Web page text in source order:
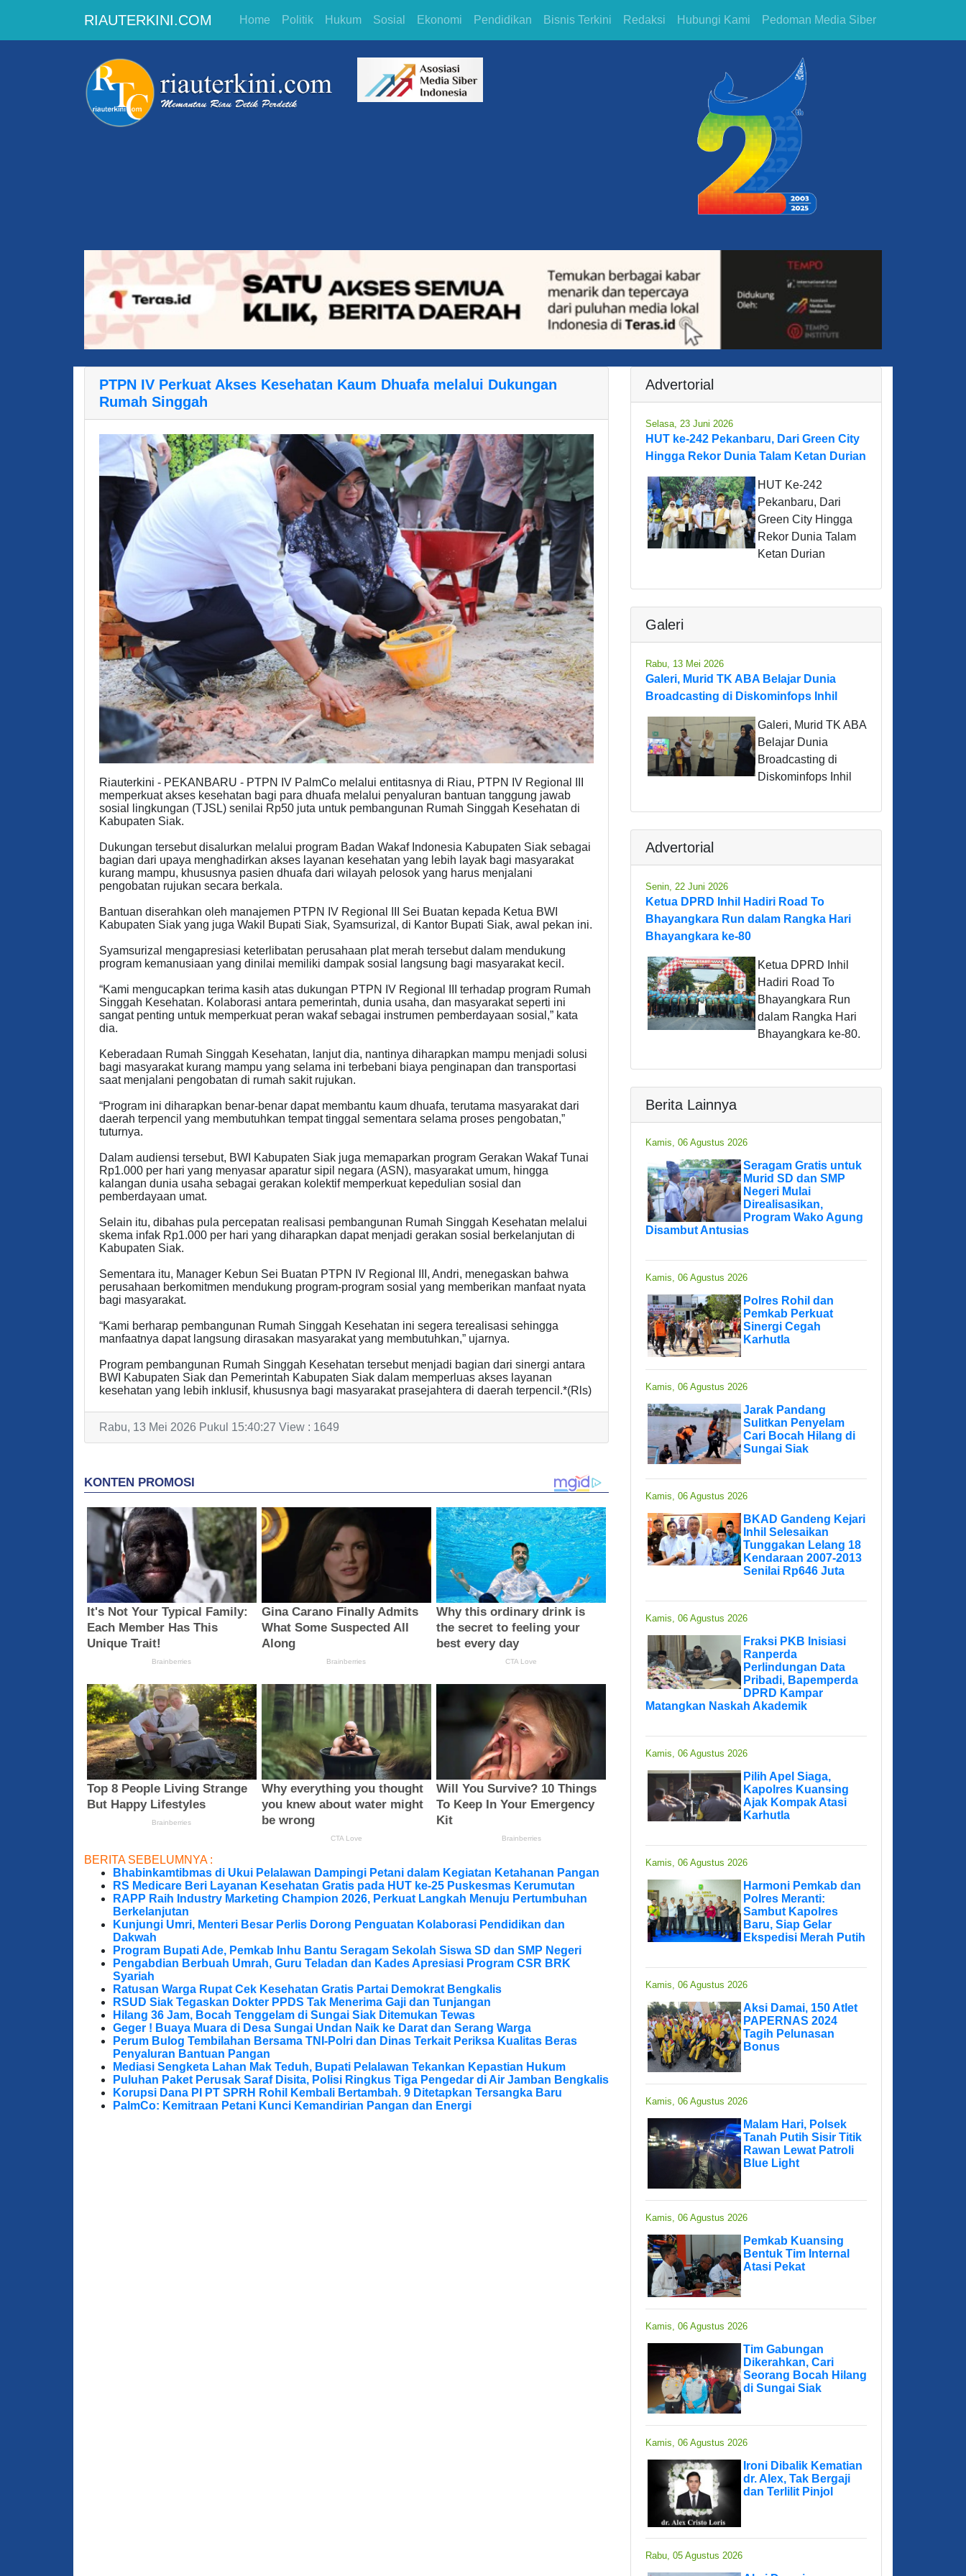
RIAUTERKINI.COM Home Politik Hukum Sosial Ekonomi Pendidikan Bisnis Terkini Redaksi Hubungi Kami Pedoman Media Siber
PTPN IV Perkuat Akses Kesehatan Kaum Dhuafa melalui Dukungan
Rumah Singgah
Riauterkini - PEKANBARU - PTPN IV PalmCo melalui entitasnya di Riau, PTPN IV Regional III
memperkuat akses kesehatan bagi para dhuafa melalui penyaluran bantuan tanggung jawab
sosial lingkungan (TJSL) senilai Rp50 juta untuk pembangunan Rumah Singgah Kesehatan di
Kabupaten Siak.
Dukungan tersebut disalurkan melalui program Badan Wakaf Indonesia Kabupaten Siak sebagai
bagian dari upaya menghadirkan akses layanan kesehatan yang lebih layak bagi masyarakat
kurang mampu, khususnya pasien dhuafa dari wilayah pelosok yang harus menjalani
pengobatan rujukan secara berkala.
Bantuan diserahkan oleh manajemen PTPN IV Regional III Sei Buatan kepada Ketua BWI
Kabupaten Siak yang juga Wakil Bupati Siak, Syamsurizal, di Kantor Bupati Siak, awal pekan ini.
Syamsurizal mengapresiasi keterlibatan perusahaan plat merah tersebut dalam mendukung
program kemanusiaan yang dinilai memiliki dampak sosial langsung bagi masyarakat kecil.
“Kami mengucapkan terima kasih atas dukungan PTPN IV Regional III terhadap program Rumah
Singgah Kesehatan. Kolaborasi antara pemerintah, dunia usaha, dan masyarakat seperti ini
sangat penting untuk memperkuat peran wakaf sebagai instrumen pemberdayaan sosial,” kata
dia.
Keberadaan Rumah Singgah Kesehatan, lanjut dia, nantinya diharapkan mampu menjadi solusi
bagi masyarakat kurang mampu yang selama ini terbebani biaya penginapan dan transportasi
saat menjalani pengobatan di rumah sakit rujukan.
“Program ini diharapkan benar-benar dapat membantu kaum dhuafa, terutama masyarakat dari
daerah terpencil yang membutuhkan tempat tinggal sementara selama proses pengobatan,”
tuturnya.
Dalam audiensi tersebut, BWI Kabupaten Siak juga memaparkan program Gerakan Wakaf Tunai
Rp1.000 per hari yang menyasar aparatur sipil negara (ASN), masyarakat umum, hingga
kalangan dunia usaha sebagai gerakan kolektif memperkuat kepedulian sosial dan
pemberdayaan umat.
Selain itu, dibahas pula percepatan realisasi pembangunan Rumah Singgah Kesehatan melalui
skema infak Rp1.000 per hari yang diharapkan dapat menjadi gerakan sosial berkelanjutan di
Kabupaten Siak.
Sementara itu, Manager Kebun Sei Buatan PTPN IV Regional III, Andri, menegaskan bahwa
perusahaan berkomitmen mendukung program-program sosial yang memberikan manfaat nyata
bagi masyarakat.
“Kami berharap pembangunan Rumah Singgah Kesehatan ini segera terealisasi sehingga
manfaatnya dapat langsung dirasakan masyarakat yang membutuhkan,” ujarnya.
Program pembangunan Rumah Singgah Kesehatan tersebut menjadi bagian dari sinergi antara
BWI Kabupaten Siak dan Pemerintah Kabupaten Siak dalam memperluas akses layanan
kesehatan yang lebih inklusif, khususnya bagi masyarakat prasejahtera di daerah terpencil.*(Rls)
Rabu, 13 Mei 2026 Pukul 15:40:27 View : 1649
BERITA SEBELUMNYA :
Bhabinkamtibmas di Ukui Pelalawan Dampingi Petani dalam Kegiatan Ketahanan Pangan
RS Medicare Beri Layanan Kesehatan Gratis pada HUT ke-25 Puskesmas Kerumutan
RAPP Raih Industry Marketing Champion 2026, Perkuat Langkah Menuju Pertumbuhan
Berkelanjutan
Kunjungi Umri, Menteri Besar Perlis Dorong Penguatan Kolaborasi Pendidikan dan
Dakwah
Program Bupati Ade, Pemkab Inhu Bantu Seragam Sekolah Siswa SD dan SMP Negeri
Pengabdian Berbuah Umrah, Guru Teladan dan Kades Apresiasi Program CSR BRK
Syariah
Ratusan Warga Rupat Cek Kesehatan Gratis Partai Demokrat Bengkalis
RSUD Siak Tegaskan Dokter PPDS Tak Menerima Gaji dan Tunjangan
Hilang 36 Jam, Bocah Tenggelam di Sungai Siak Ditemukan Tewas
Geger ! Buaya Muara di Desa Sungai Undan Naik ke Darat dan Serang Warga
Perum Bulog Tembilahan Bersama TNI-Polri dan Dinas Terkait Periksa Kualitas Beras
Penyaluran Bantuan Pangan
Mediasi Sengketa Lahan Mak Teduh, Bupati Pelalawan Tekankan Kepastian Hukum
Puluhan Paket Perusak Saraf Disita, Polisi Ringkus Tiga Pengedar di Air Jamban Bengkalis
Korupsi Dana PI PT SPRH Rohil Kembali Bertambah. 9 Ditetapkan Tersangka Baru
PalmCo: Kemitraan Petani Kunci Kemandirian Pangan dan Energi
Advertorial
Selasa, 23 Juni 2026
HUT ke-242 Pekanbaru, Dari Green City
Hingga Rekor Dunia Talam Ketan Durian
HUT Ke-242
Pekanbaru, Dari
Green City Hingga
Rekor Dunia Talam
Ketan Durian
Galeri
Rabu, 13 Mei 2026
Galeri, Murid TK ABA Belajar Dunia
Broadcasting di Diskominfops Inhil
Galeri, Murid TK ABA
Belajar Dunia
Broadcasting di
Diskominfops Inhil
Advertorial
Senin, 22 Juni 2026
Ketua DPRD Inhil Hadiri Road To
Bhayangkara Run dalam Rangka Hari
Bhayangkara ke-80
Ketua DPRD Inhil
Hadiri Road To
Bhayangkara Run
dalam Rangka Hari
Bhayangkara ke-80.
Berita Lainnya
Kamis, 06 Agustus 2026
Seragam Gratis untuk
Murid SD dan SMP
Negeri Mulai
Direalisasikan,
Program Wako Agung
Disambut Antusias
Kamis, 06 Agustus 2026
Polres Rohil dan
Pemkab Perkuat
Sinergi Cegah
Karhutla
Kamis, 06 Agustus 2026
Jarak Pandang
Sulitkan Penyelam
Cari Bocah Hilang di
Sungai Siak
Kamis, 06 Agustus 2026
BKAD Gandeng Kejari
Inhil Selesaikan
Tunggakan Lelang 18
Kendaraan 2007-2013
Senilai Rp646 Juta
Kamis, 06 Agustus 2026
Fraksi PKB Inisiasi
Ranperda
Perlindungan Data
Pribadi, Bapemperda
DPRD Kampar
Matangkan Naskah Akademik
Kamis, 06 Agustus 2026
Pilih Apel Siaga,
Kapolres Kuansing
Ajak Kompak Atasi
Karhutla
Kamis, 06 Agustus 2026
Harmoni Pemkab dan
Polres Meranti:
Sambut Kapolres
Baru, Siap Gelar
Ekspedisi Merah Putih
Kamis, 06 Agustus 2026
Aksi Damai, 150 Atlet
PAPERNAS 2024
Tagih Pelunasan
Bonus
Kamis, 06 Agustus 2026
Malam Hari, Polsek
Tanah Putih Sisir Titik
Rawan Lewat Patroli
Blue Light
Kamis, 06 Agustus 2026
Pemkab Kuansing
Bentuk Tim Internal
Atasi Pekat
Kamis, 06 Agustus 2026
Tim Gabungan
Dikerahkan, Cari
Seorang Bocah Hilang
di Sungai Siak
Kamis, 06 Agustus 2026
Ironi Dibalik Kematian
dr. Alex, Tak Bergaji
dan Terlilit Pinjol
Rabu, 05 Agustus 2026